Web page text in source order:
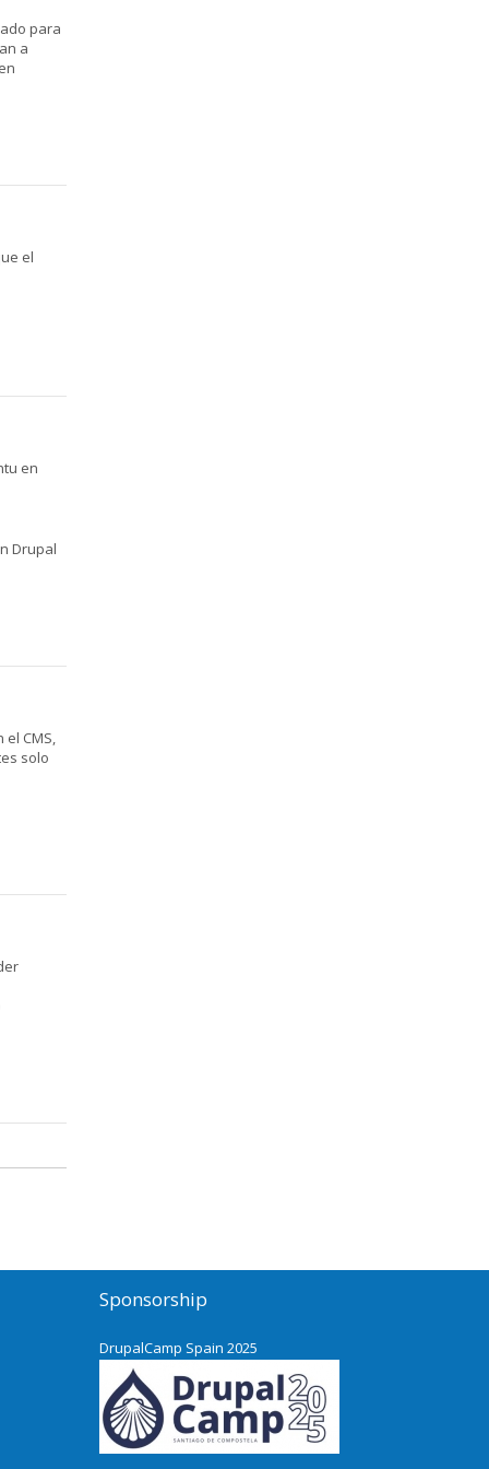
para
a
el
en
Drupal
CMS,
solo
Sponsorship
DrupalCamp Spain 2025